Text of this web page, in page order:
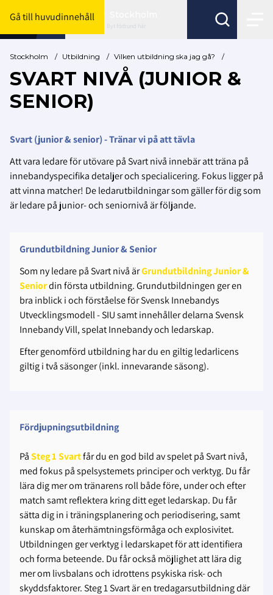
Gå till huvudinnehåll
Byt förbund här
Stockholm / Utbildning / Vilken utbildning ska jag gå? /
SVART NIVÅ (JUNIOR &
SENIOR)
Svart (junior & senior) - Tränar vi på att tävla
Att vara ledare för utövare på Svart nivå innebär att träna på
innebandyspecifika detaljer och specialicering. Fokus ligger på
att vinna matcher! De ledarutbildningar som gäller för dig som
är ledare på junior- och seniornivå är följande.
Grundutbildning Junior & Senior
Som ny ledare på Svart nivå ärGrundutbildning Junior &
Seniordin första utbildning. Grundutbildningen ger en
bra inblick i och förståelse för Svensk Innebandys
Utvecklingsmodell - SIU samt innehåller delarna Svensk
Innebandy Vill, spelat Innebandy och ledarskap.
Efter genomförd utbildning har du en giltig ledarlicens
giltig i två säsonger (inkl. innevarande säsong).
Fördjupningsutbildning
PåSteg 1 Svartfår du en god bild av spelet på Svart nivå,
med fokus på spelsystemets principer och verktyg. Du får
lära dig mer om tränarens roll både före, under och efter
match samt reflektera kring ditt eget ledarskap. Du får
sätta dig in i träningsplanering och periodisering, samt
kunskap om återhämtningsförmåga och explosivitet.
Utbildningen ger verktyg i ledarskapet för att identifiera
och forma beteende. Du får också möjlighet att lära dig
mer om livsbalans och idrottens psykiska risk- och
skyddsfaktorer. Steg 1 Svart är en tredagarsutbildning där